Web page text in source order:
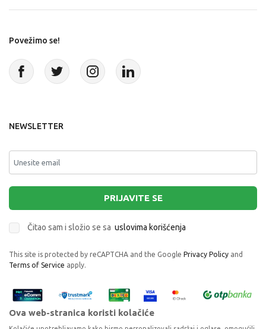
Povežimo se!
NEWSLETTER
PRIJAVITE SE
Čitao sam i složio se sa uslovima korišćenja
This site is protected by reCAPTCHA and the Google Privacy Policy and
Terms of Service apply.
Ova web-stranica koristi kolačiće